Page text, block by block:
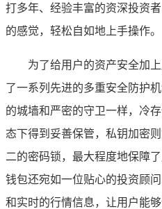
打多年、经验丰富的资深投资
的感觉，轻松自如地上手操作。
为了给用户的资产安全加
了一系列先进的多重安全防护
的城墙和严密的守卫一样，冷
态下得到妥善保管，私钥加密
二的密码锁，最大程度地保障
钱包还宛如一位贴心的投资顾
和实时的行情信息，让用户能